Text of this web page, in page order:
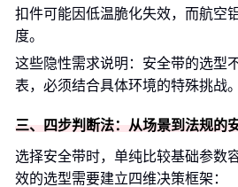
扣件可能因低温脆化失效，而航空
度。
这些隐性需求说明：安全带的选型
表，必须结合具体环境的特殊挑战。
三、四步判断法：从场景到法规的
选择安全带时，单纯比较基础参数
效的选型需要建立四维决策框架：